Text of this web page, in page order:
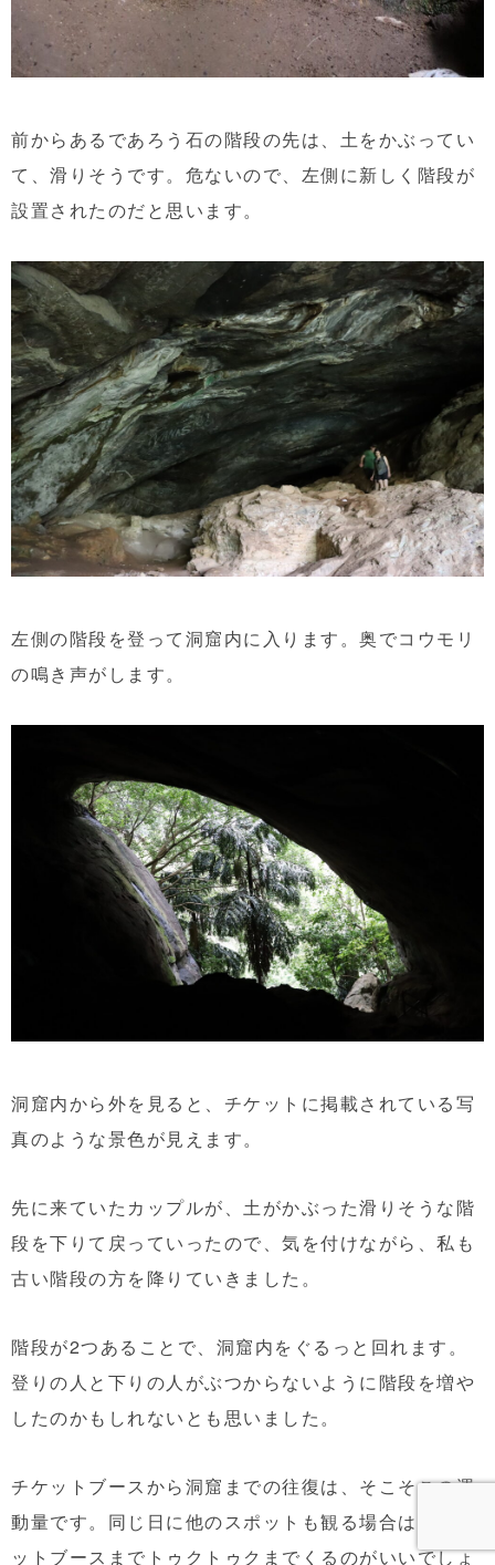
前からあるであろう石の階段の先は、土をかぶってい
て、滑りそうです。危ないので、左側に新しく階段が
設置されたのだと思います。
左側の階段を登って洞窟内に入ります。奥でコウモリ
の鳴き声がします。
洞窟内から外を見ると、チケットに掲載されている写
真のような景色が見えます。
先に来ていたカップルが、土がかぶった滑りそうな階
段を下りて戻っていったので、気を付けながら、私も
古い階段の方を降りていきました。
階段が2つあることで、洞窟内をぐるっと回れます。
登りの人と下りの人がぶつからないように階段を増や
したのかもしれないとも思いました。
チケットブースから洞窟までの往復は、そこそこの運
動量です。同じ日に他のスポットも観る場合は、チケ
ットブースまでトゥクトゥクまでくるのがいいでしょ